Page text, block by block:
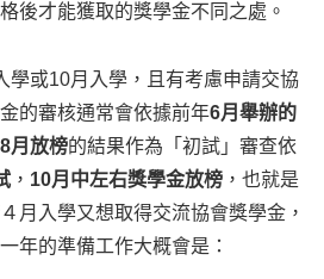
後才能獲取的獎學金不同之處。
學或10月入學，且有考慮申請交協
的審核通常會依據前年6月舉辦的
8月放榜的結果作為「初試」審查依
， 10月中左右獎學金放榜 ，也就是
月入學又想取得交流協會獎學金，
年的準備工作大概會是：